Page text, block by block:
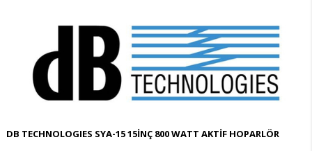
DB TECHNOLOGIES SYA-15 15İNÇ 800 WATT AKTİF HOPARLÖR